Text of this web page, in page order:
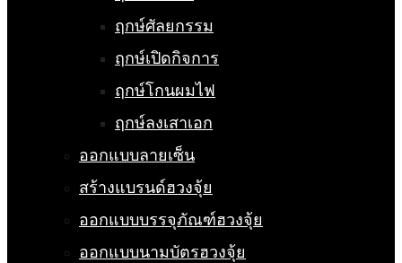
ฤกษ์ศัลยกรรม
ฤกษ์เปิดกิจการ
ฤกษ์โกนผมไฟ
ฤกษ์ลงเสาเอก
ออกแบบลายเซ็น
สร้างแบรนด์ฮวงจุ้ย
ออกแบบบรรจุภัณฑ์ฮวงจุ้ย
ออกแบบนามบัตรฮวงจุ้ย